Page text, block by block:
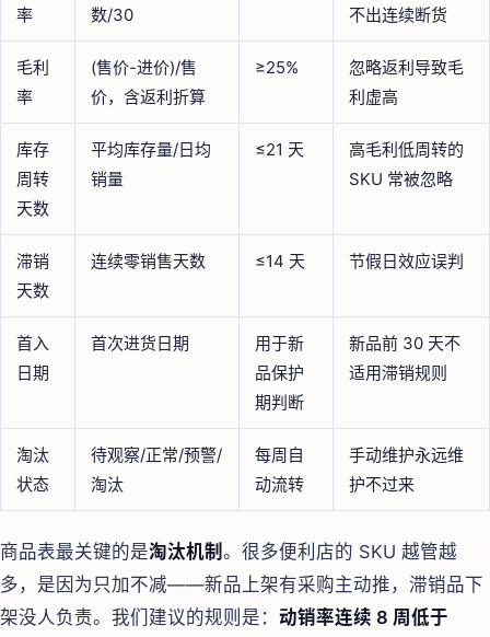
率 数/30 不出连续断货
毛利
率
(售价-进价)/售
价，含返利折算
≥25%
忽略返利导致毛
利虚高
库存
周转
天数
平均库存量/日均
销量
≤21 天
高毛利低周转的
SKU 常被忽略
滞销
天数
连续零销售天数 ≤14 天 节假日效应误判
首入
日期
首次进货日期
用于新
品保护
期判断
新品前 30 天不
适用滞销规则
淘汰
状态
待观察/正常/预警/
淘汰
每周自
动流转
手动维护永远维
护不过来
商品表最关键的是淘汰机制 。很多便利店的 SKU 越管越
多，是因为只加不减——新品上架有采购主动推，滞销品下
架没人负责。我们建议的规则是： 动销率连续 8 周低于